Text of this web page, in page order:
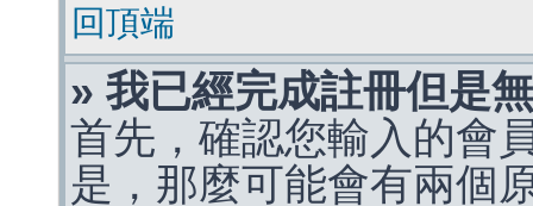
回頂端
» 我已經完成註冊但是
首先，確認您輸入的會
是，那麼可能會有兩個